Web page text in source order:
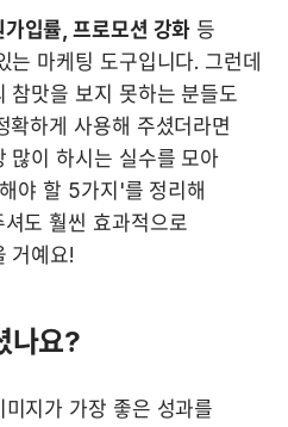
입률, 프로모션 강화 등
마케팅 도구입니다. 그런데
참맛을 보지 못하는 분들도
확하게 사용해 주셨더라면
많이 하시는 실수를 모아
야 할 5가지'를 정리해
도 훨씬 효과적으로
거예요!
나요?
지가 가장 좋은 성과를